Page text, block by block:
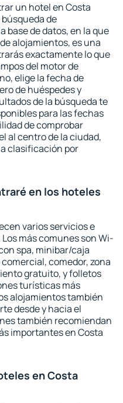
un hotel en Costa
de
base de datos, en la que
alojamientos, es una
exactamente lo que
del motor de
elige la fecha de
de huéspedes y
de la búsqueda te
para las fechas
de comprobar
al centro de la ciudad,
clasificación por
en los hoteles
varios servicios e
más comunes son Wi-
spa, minibar/caja
comedor, zona
gratuito, y folletos
turísticas más
alojamientos también
desde y hacia el
también recomiendan
importantes en Costa
en Costa